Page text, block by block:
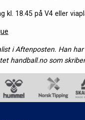
kl. 18.45 på V4 eller
i Aftenposten. Han
handball.no som